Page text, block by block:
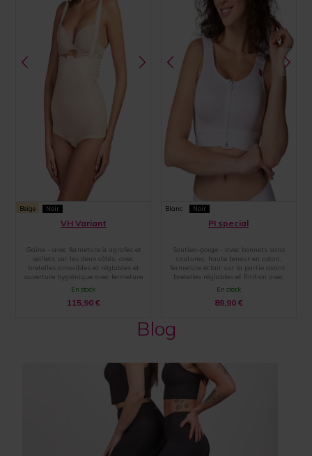
Beige Noir
VH Variant
Gaine - avec fermeture à agrafes et
œillets sur les deux côtés, avec
bretelles amovibles et réglables et
ouverture hygiénique avec fermeture
par agrafes et œillets
En stock
115,90 €
Blanc Noir
PI special
Soutien-gorge - avec bonnets sans
coutures, haute teneur en coton,
fermeture éclair sur la partie avant,
bretelles réglables et finition avec
une large bande élastique
En stock
89,90 €
Blog